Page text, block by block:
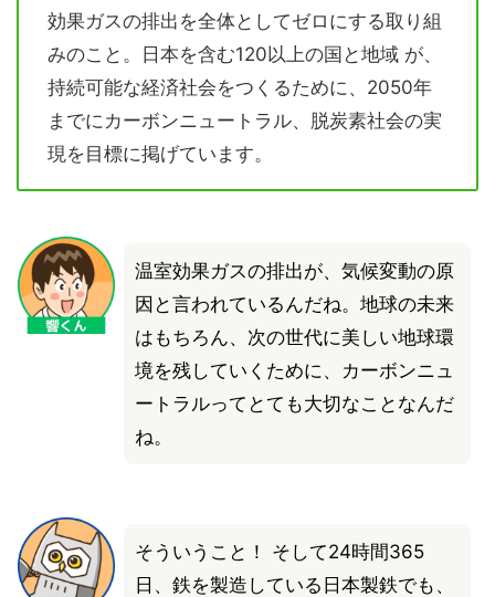
効果ガスの排出を全体としてゼロにする取り組
みのこと。日本を含む120以上の国と地域 が、
持続可能な経済社会をつくるために、2050年
までにカーボンニュートラル、脱炭素社会の実
現を目標に掲げています。
温室効果ガスの排出が、気候変動の原
因と言われているんだね。地球の未来
はもちろん、次の世代に美しい地球環
境を残していくために、カーボンニュ
ートラルってとても大切なことなんだ
ね。
そういうこと！ そして24時間365
日、鉄を製造している日本製鉄でも、